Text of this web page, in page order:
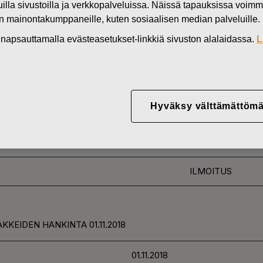
Uutiset
OMISTUKSESSA
ABP:N OMIEN
ILMOITUS
HANKINTA 01.11.2018
01.11.2018
sivustoilla ja verkkopalveluissa. Näissä tapauksissa
mainontakumppaneille, kuten sosiaalisen median palveluille.
evästeasetukset-linkkiä sivuston alalaidassa.
Hyväksy